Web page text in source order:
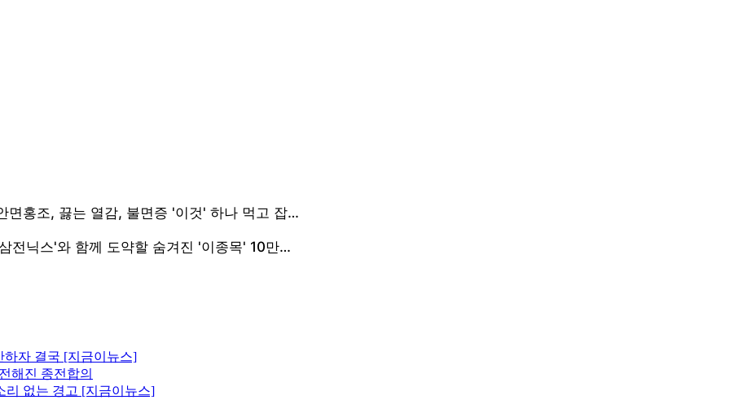
하자 결국 [지금이뉴스]
해진 종전합의
리 없는 경고 [지금이뉴스]